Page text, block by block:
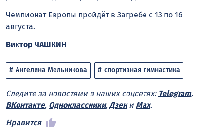
Чемпионат Европы пройдёт в Загребе с 13 по 16
августа.
Виктор ЧАШКИН
Ангелина Мельникова спортивная гимнастика
Следите за новостями в наших соцсетях: Telegram,
ВКонтакте, Одноклассники, Дзени Max.
Нравится